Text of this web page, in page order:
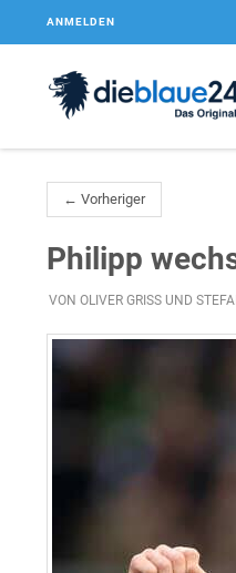
ANMELDEN
← Vorheriger
Philipp
VON OLIVER GRISS UND